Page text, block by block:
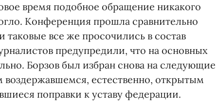
время подобное обращение никакого
Конференция прошла сравнительно
все же просочились в состав
предупредили, что на основных
Борзов был избран снова на следующие
естественно, открытым
поправки к уставу федерации.